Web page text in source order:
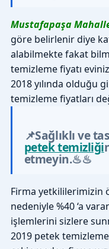
Mustafapaşa
göre belirlenir diye
alabilmekte fakat
temizleme fiyatı
2018 yılında olduğu
temizleme fiyatları
📌Sağlıklı ve
petek temizliği
etmeyin.♨♨
Firma yetkililerimizin
nedeniyle %40 ‘a
işlemlerini sizlere
2019 petek